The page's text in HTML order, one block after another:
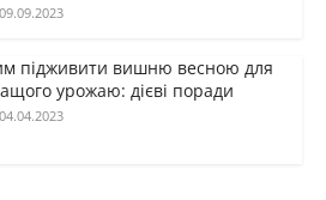
09.09.2023
підживити вишню весною для
урожаю: дієві поради
04.04.2023